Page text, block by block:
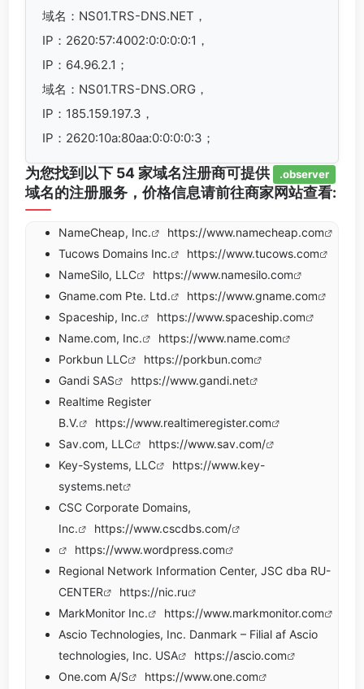
域名：NS01.TRS-DNS.NET，
IP：2620:57:4002:0:0:0:0:1，
IP：64.96.2.1；
域名：NS01.TRS-DNS.ORG，
IP：185.159.197.3，
IP：2620:10a:80aa:0:0:0:0:3；
为您找到以下 54 家域名注册商可提供 .observer
域名的注册服务，价格信息请前往商家网站查看:
NameCheap, Inc.
https://www.namecheap.com
Tucows Domains Inc.
https://www.tucows.com
NameSilo, LLC
https://www.namesilo.com
Gname.com Pte. Ltd.
https://www.gname.com
Spaceship, Inc.
https://www.spaceship.com
Name.com, Inc.
https://www.name.com
Porkbun LLC
https://porkbun.com
Gandi SAS
https://www.gandi.net
Realtime Register
B.V.
https://www.realtimeregister.com
Sav.com, LLC
https://www.sav.com/
Key-Systems, LLC
https://www.key-
systems.net
CSC Corporate Domains,
Inc.
https://www.cscdbs.com/
https://www.wordpress.com
Regional Network Information Center, JSC dba RU-
CENTER
https://nic.ru
MarkMonitor Inc.
https://www.markmonitor.com
Ascio Technologies, Inc. Danmark – Filial af Ascio
technologies, Inc. USA
https://ascio.com
One.com A/S
https://www.one.com